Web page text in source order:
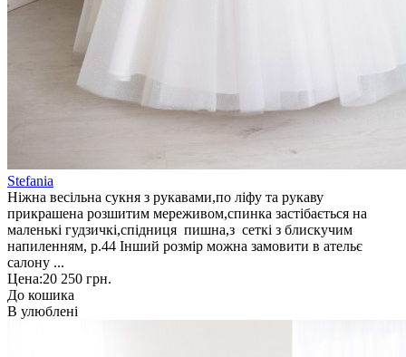
Stefania
Ніжна весільна сукня з рукавами,по ліфу та рукаву
прикрашена розшитим мереживом,спинка застібається на
маленькі гудзичкі,спідниця пишна,з сеткі з блискучим
напиленням, р.44 Інший розмір можна замовити в ательє
салону ...
Цена:20 250 грн.
До кошика
В улюблені